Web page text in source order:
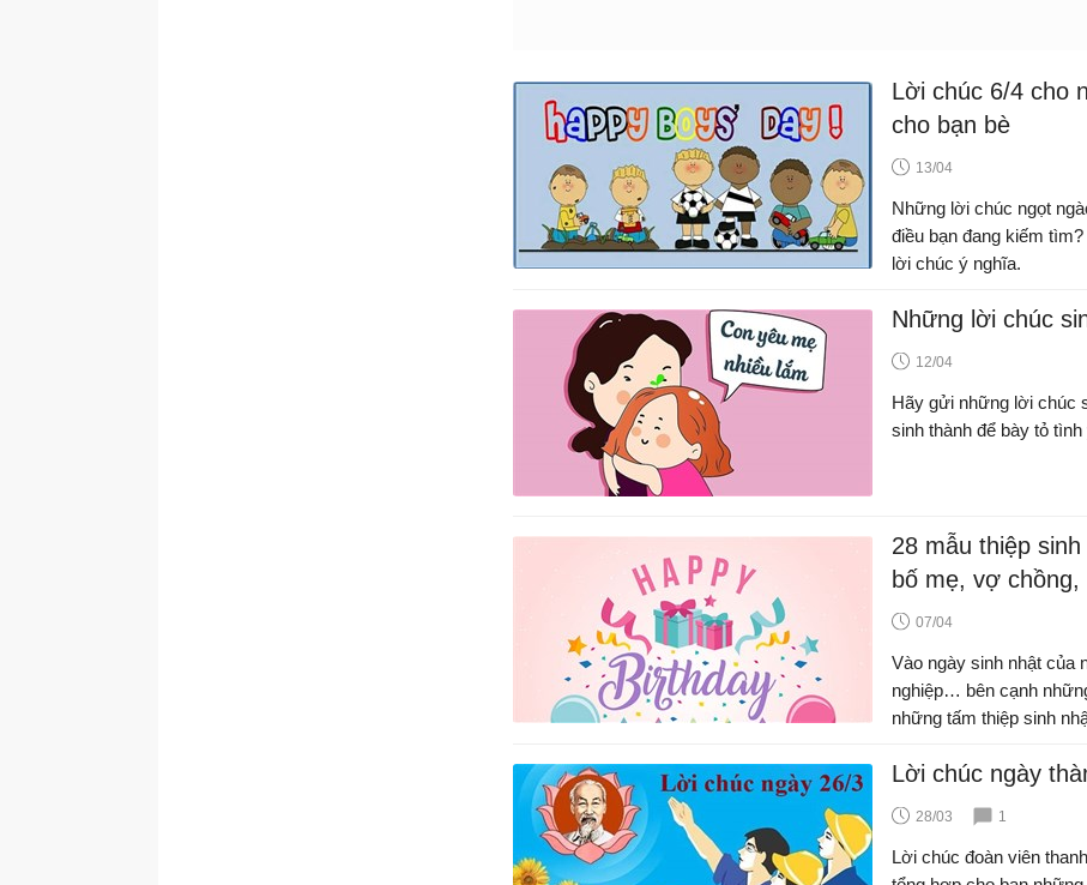
Lời chúc 6/4 cho
cho bạn bè
13/04
Những lời chúc ngọt
điều bạn đang kiếm
lời chúc ý nghĩa.
Những lời chúc
12/04
Hãy gửi những lời chúc
sinh thành để bày tỏ
28 mẫu thiệp
bố mẹ, vợ
07/04
Vào ngày sinh nhật của
nghiệp… bên cạnh
những tấm thiệp sinh
Lời chúc ngày
28/03 1
Lời chúc đoàn viên